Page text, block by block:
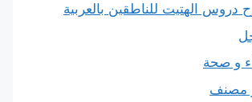
دروس الهتيت للناطقين بالعربية
و صحة
مصنف